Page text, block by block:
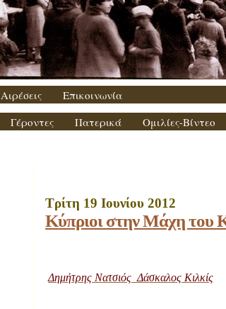
Αιρέσεις
Επικοινωνία
Γέροντες Πατερικά Ομιλίες-Βίντεο
Τρίτη 19 Ιουνίου 2012
Κύπριοι στην Μάχη του
Δημήτρης Νατσιός Δάσκαλος Κιλκίς